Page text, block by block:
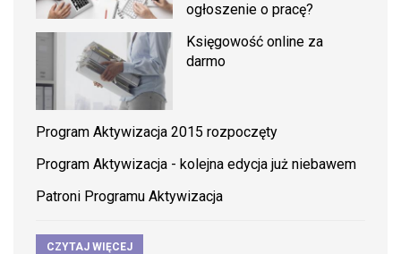
ogłoszenie o pracę?
Księgowość online za
darmo
Program Aktywizacja 2015 rozpoczęty
Program Aktywizacja - kolejna edycja już niebawem
Patroni Programu Aktywizacja
CZYTAJ WIĘCEJ